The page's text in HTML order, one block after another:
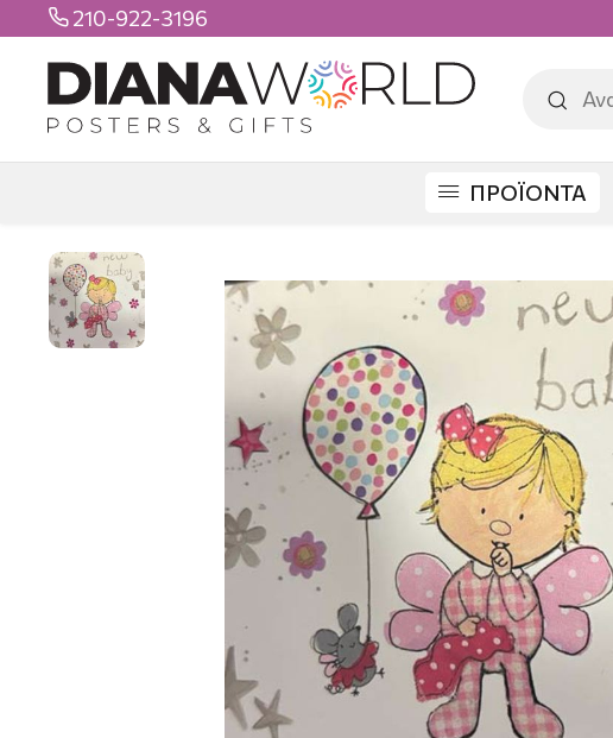
 210-922-3196
ΠΡΟΪΟΝΤΑ